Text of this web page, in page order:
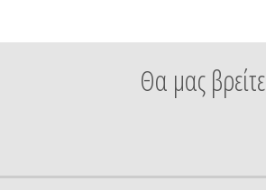
Θα μας βρείτε